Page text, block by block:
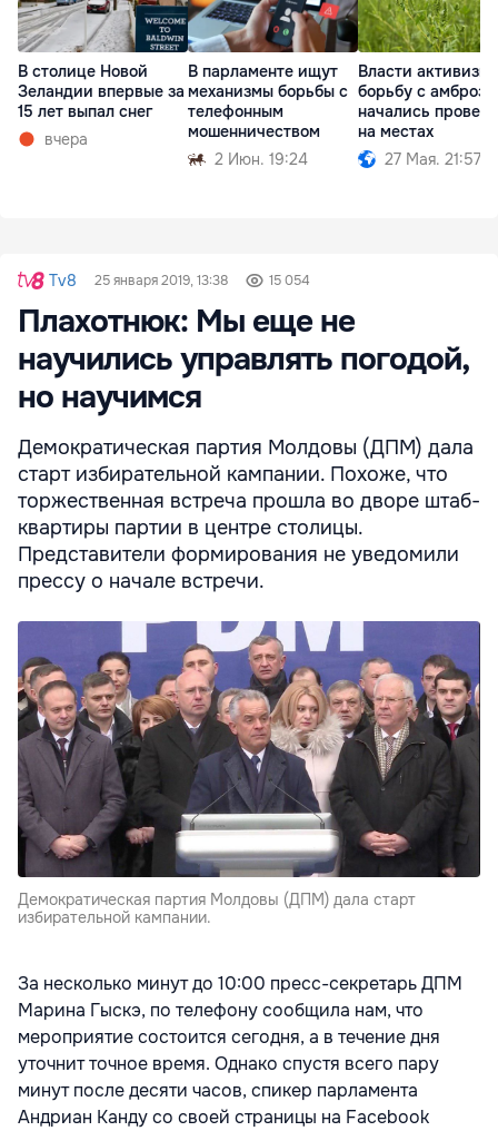
В столице Новой
Зеландии впервые за
15 лет выпал снег
вчера
В парламенте ищут
механизмы борьбы с
телефонным
мошенничеством
2 Июн. 19:24
Власти
борьбу с
начались
на местах
27 Мая. 21:57
Tv8 25 января 2019, 13:38 15 054
Плахотнюк: Мы еще не
научились управлять погодой,
но научимся
Демократическая партия Молдовы (ДПМ) дала
старт избирательной кампании. Похоже, что
торжественная встреча прошла во дворе штаб-
квартиры партии в центре столицы.
Представители формирования не уведомили
прессу о начале встречи.
Демократическая партия Молдовы (ДПМ) дала старт
избирательной кампании.
За несколько минут до 10:00 пресс-секретарь ДПМ
Марина Гыскэ, по телефону сообщила нам, что
мероприятие состоится сегодня, а в течение дня
уточнит точное время. Однако спустя всего пару
минут после десяти часов, спикер парламента
Андриан Канду со своей страницы на Facebook